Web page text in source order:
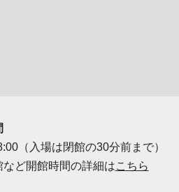
（入場は閉館の30分前まで）
など開館時間の詳細はこちら